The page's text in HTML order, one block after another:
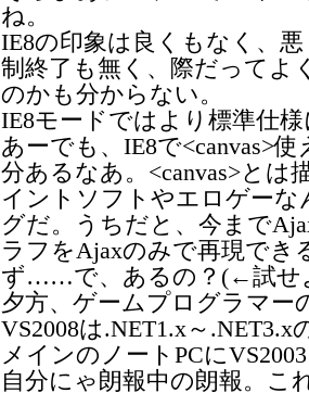
ね。
IE8の印象は良くもなく、
制終了も無く、際だってよ
のかも分からない。
IE8モードではより標準仕
あーでも、IE8で<canvas>
分あるなあ。<canvas>とは
イントソフトやエロゲー
グだ。うちだと、今まで
ラフをAjaxのみで再現でき
ず……で、あるの？(←試せ
夕方、ゲームプログラマー
VS2008は.NET1.x～
メインのノートPCに
自分にゃ朗報中の朗報。こ